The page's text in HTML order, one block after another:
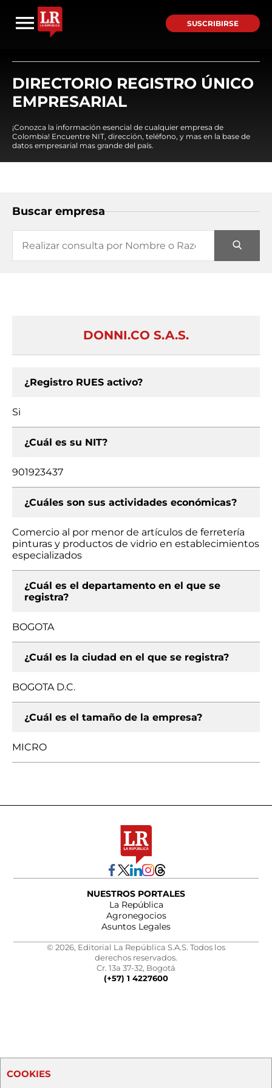
SUSCRIBIRSE
DIRECTORIO REGISTRO ÚNICO
EMPRESARIAL
¡Conozca la información esencial de cualquier empresa de
Colombia! Encuentre NIT, dirección, teléfono, y mas en la base de
datos empresarial mas grande del país.
Buscar empresa
DONNI.CO S.A.S.
¿Registro RUES activo?
Si
¿Cuál es su NIT?
901923437
¿Cuáles son sus actividades económicas?
Comercio al por menor de artículos de ferretería
pinturas y productos de vidrio en establecimientos
especializados
¿Cuál es el departamento en el que se
registra?
BOGOTA
¿Cuál es la ciudad en el que se registra?
BOGOTA D.C.
¿Cuál es el tamaño de la empresa?
MICRO
NUESTROS PORTALES
La República
Agronegocios
Asuntos Legales
© 2026, Editorial La República S.A.S. Todos los
derechos reservados.
Cr. 13a 37-32, Bogotá
(+57) 1 4227600
COOKIES